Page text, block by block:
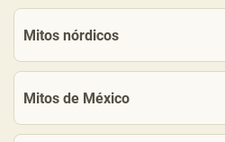
Mitos nórdicos
Mitos de México